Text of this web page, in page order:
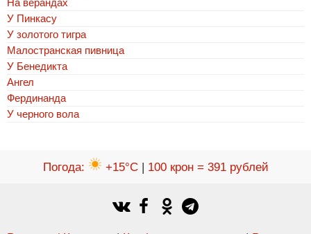
У Пинкасу
У золотого тигра
Малостранская пивница
У Бенедикта
Ангел
Фердинанда
У черного вола
Погода: +15°C| 100 крон = 391 рублей